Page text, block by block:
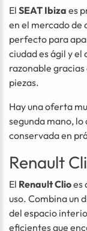
El SEAT Ibiza es
en el mercado de
perfecto para
ciudad es ágil y
razonable
piezas.
Hay una oferta
segunda mano,
conservada en
Renault
El Renault Clioes
uso. Combina un
del espacio
eficientes que